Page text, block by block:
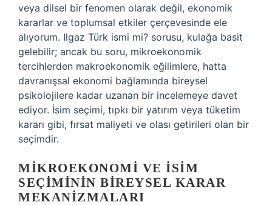
veya dilsel bir fenomen olarak değil, ekonomik
kararlar ve toplumsal etkiler çerçevesinde ele
alıyorum. Ilgaz Türk ismi mi? sorusu, kulağa basit
gelebilir; ancak bu soru, mikroekonomik
tercihlerden makroekonomik eğilimlere, hatta
davranışsal ekonomi bağlamında bireysel
psikolojilere kadar uzanan bir incelemeye davet
ediyor. İsim seçimi, tıpkı bir yatırım veya tüketim
kararı gibi, fırsat maliyeti ve olası getirileri olan bir
seçimdir.
MIKROEKONOMI VE İSIM
SEÇIMININ BIREYSEL KARAR
MEKANIZMALARI